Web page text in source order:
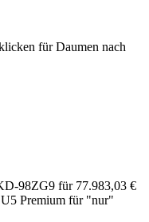
für Daumen nach
98ZG9 für 77.983,03 €
Premium für "nur"